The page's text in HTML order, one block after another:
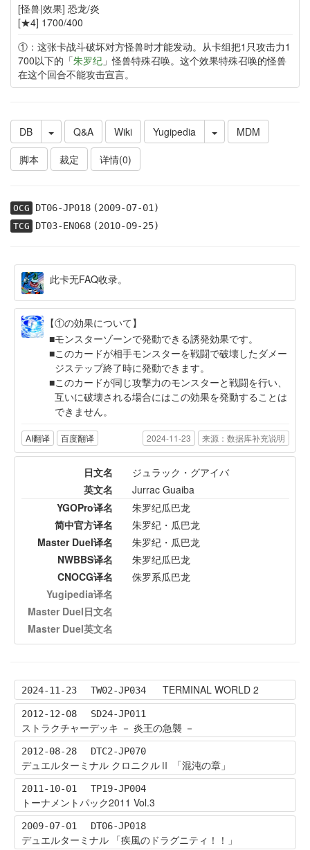
[怪兽|效果] 恐龙/炎
[★4] 1700/400
①：这张卡战斗破坏对方怪兽时才能发动。从卡组把1只攻击力1
700以下的「朱罗纪」怪兽特殊召唤。这个效果特殊召唤的怪兽
在这个回合不能攻击宣言。
DB Q&A Wiki Yugipedia
MDM
脚本
裁定 详情(0)
OCG DT06-JP018(2009-07-01)
TCG DT03-EN068(2010-09-25)
此卡无FAQ收录。
【①の効果について】
モンスターゾーンで発動できる誘発効果です。
このカードが相手モンスターを戦闘で破壊したダメー
ジステップ終了時に発動できます。
このカードが同じ攻撃力のモンスターと戦闘を行い、
互いに破壊される場合にはこの効果を発動することは
できません。
AI翻译 百度翻译 2024-11-23 来源：数据库补充说明
日文名
ジュラック・グアイバ
英文名
Jurrac Guaiba
YGOPro译名
朱罗纪瓜巴龙
简中官方译名
朱罗纪・瓜巴龙
Master Duel译名
朱罗纪・瓜巴龙
NWBBS译名
朱罗纪瓜巴龙
CNOCG译名
侏罗系瓜巴龙
Yugipedia译名
Master Duel日文名
Master Duel英文名
2024-11-23 TW02-JP034 TERMINAL WORLD 2
2012-12-08 SD24-JP011
ストラクチャーデッキ － 炎王の急襲 －
2012-08-28 DTC2-JP070
デュエルターミナル クロニクルⅡ 「混沌の章」
2011-10-01 TP19-JP004
トーナメントパック2011 Vol.3
2009-07-01 DT06-JP018
デュエルターミナル 「疾風のドラグニティ！！」